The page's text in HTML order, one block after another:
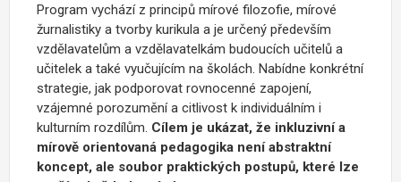
Program vychází z principů mírové filozofie, mírové
žurnalistiky a tvorby kurikula a je určený především
vzdělavatelům a vzdělavatelkám budoucích učitelů a
učitelek a také vyučujícím na školách. Nabídne konkrétní
strategie, jak podporovat rovnocenné zapojení,
vzájemné porozumění a citlivost k individuálním i
kulturním rozdílům. Cílem je ukázat, že inkluzivní a
mírově orientovaná pedagogika není abstraktní
koncept, ale soubor praktických postupů, které lze